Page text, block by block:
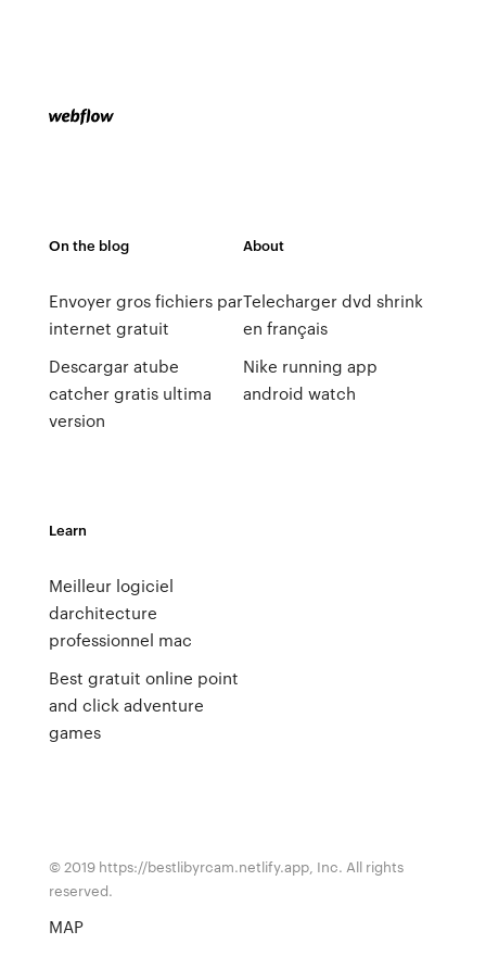
On the blog
Envoyer gros fichiers par
internet gratuit
Descargar atube
catcher gratis ultima
version
About
Telecharger dvd shrink
en français
Nike running app
android watch
Learn
Meilleur logiciel
darchitecture
professionnel mac
Best gratuit online point
and click adventure
games
© 2019 https://bestlibyrcam.netlify.app, Inc. All rights
reserved.
MAP